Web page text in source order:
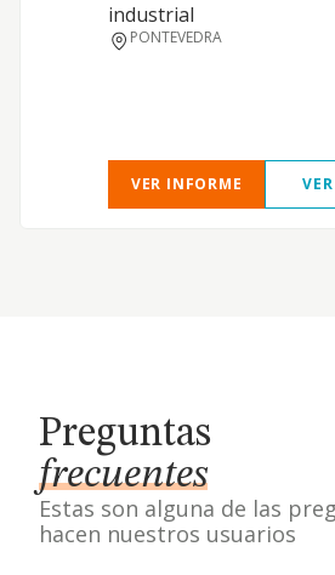
industrial
PONTEVEDRA
VER INFORME
Preguntas
frecuentes
Estas son alguna de las
hacen nuestros usuarios